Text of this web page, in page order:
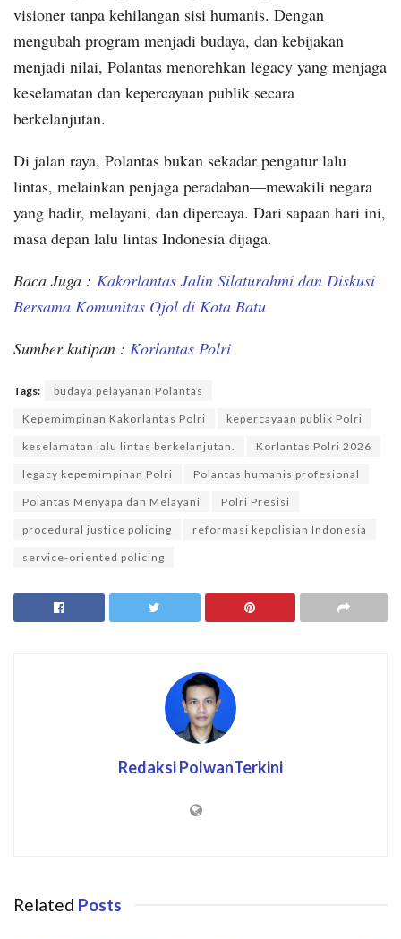
visioner tanpa kehilangan sisi humanis. Dengan
mengubah program menjadi budaya, dan kebijakan
menjadi nilai, Polantas menorehkan legacy yang menjaga
keselamatan dan kepercayaan publik secara
berkelanjutan.
Di jalan raya, Polantas bukan sekadar pengatur lalu
lintas, melainkan penjaga peradaban—mewakili negara
yang hadir, melayani, dan dipercaya. Dari sapaan hari ini,
masa depan lalu lintas Indonesia dijaga.
Baca Juga : Kakorlantas Jalin Silaturahmi dan Diskusi
Bersama Komunitas Ojol di Kota Batu
Sumber kutipan : Korlantas Polri
Tags: budaya pelayanan Polantas
Kepemimpinan Kakorlantas Polri kepercayaan publik Polri
keselamatan lalu lintas berkelanjutan. Korlantas Polri 2026
legacy kepemimpinan Polri Polantas humanis profesional
Polantas Menyapa dan Melayani Polri Presisi
procedural justice policing reformasi kepolisian Indonesia
service-oriented policing
Redaksi PolwanTerkini
Related Posts